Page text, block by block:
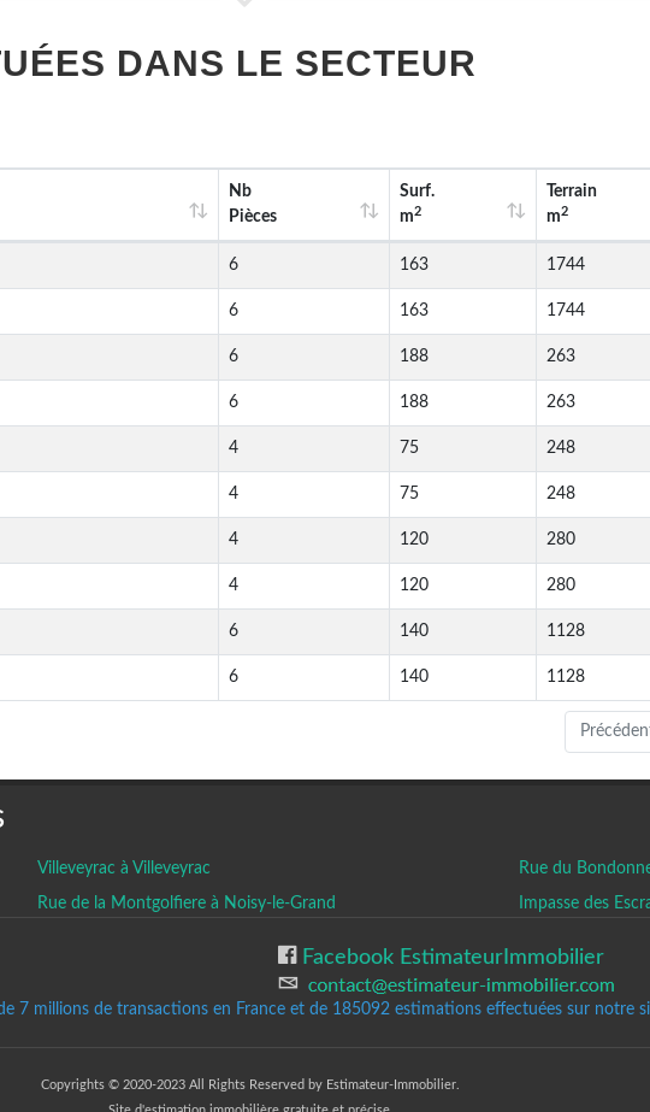
DANS LE SECTEUR
Nb
Pièces
Surf.
m2
Terrain
m2
6 163 1744
6 163 1744
6 188 263
6 188 263
4 75 248
4 75 248
4 120 280
4 120 280
6 140 1128
6 140 1128
Villeveyrac à Villeveyrac Rue du
Rue de la Montgolfiere à Noisy-le-Grand Impasse des
Facebook EstimateurImmobilier
7 millions de transactions en France et de 185092estimations effectuées sur notre
Copyrights © 2020-2023 All Rights Reserved by Estimateur-Immobilier.